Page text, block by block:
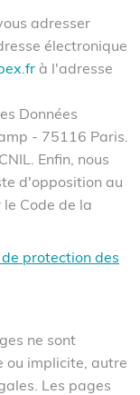
adresser
électronique
à l'adresse
Données
- 75116 Paris.
Enfin, nous
d'opposition au
Code de la
protection des
ne sont
ou implicite, autre
Les pages